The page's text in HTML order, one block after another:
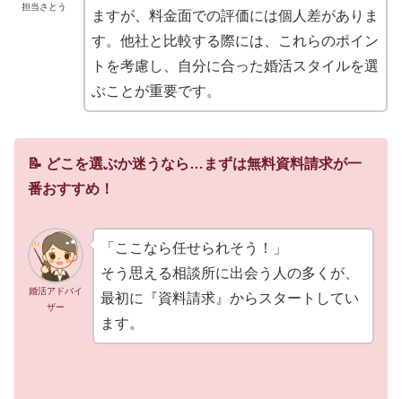
担当さとう
ますが、料金面での評価には個人差がありま
す。他社と比較する際には、これらのポイン
トを考慮し、自分に合った婚活スタイルを選
ぶことが重要です。
📝 どこを選ぶか迷うなら…まずは無料資料請求が一
番おすすめ！
婚活アドバイ
ザー
「ここなら任せられそう！」
そう思える相談所に出会う人の多くが、
最初に『資料請求』からスタートしてい
ます。